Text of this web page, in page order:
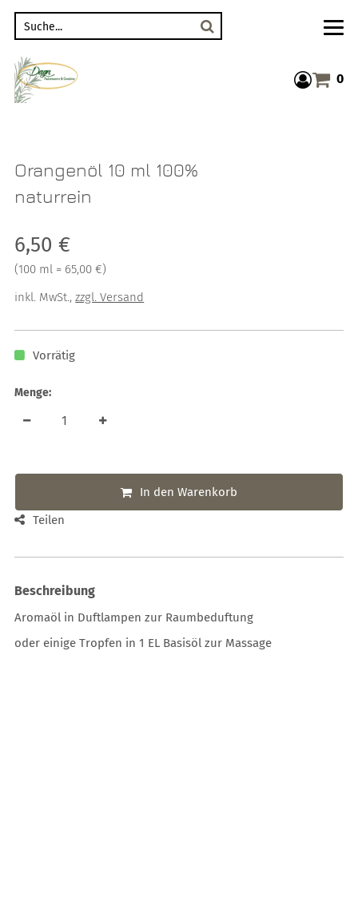
0
Orangenöl 10 ml 100%
naturrein
Verkaufspreis: 6,50 €
6,50 €
Preis pro 100 ml = 65,00 €
(100 ml = 65,00 €)
inkl. MwSt.,zzgl. Versand
Vorrätig
Menge:
In den Warenkorb
Teilen
Beschreibung
Aromaöl in Duftlampen zur Raumbeduftung
oder einige Tropfen in 1 EL Basisöl zur Massage